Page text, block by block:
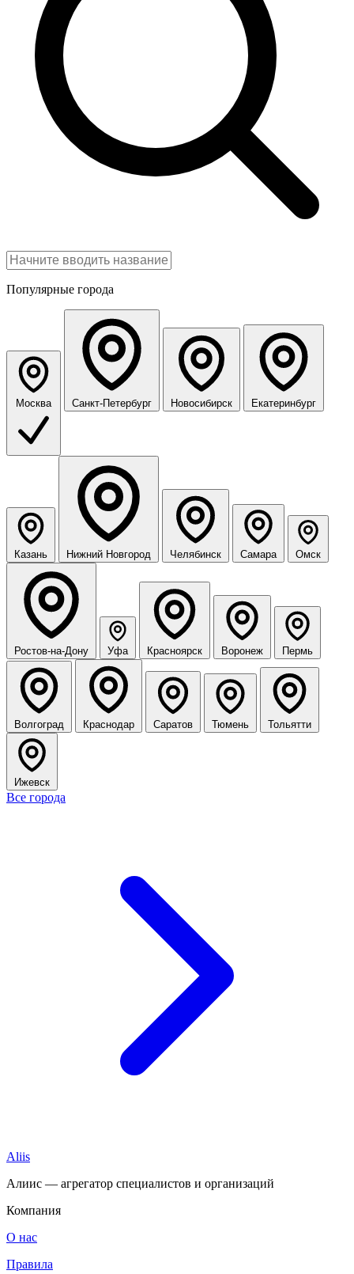
Популярные города
Москва Санкт-Петербург Новосибирск Екатеринбург
Казань Нижний Новгород Челябинск Самара Омск
Ростов-на-Дону Уфа Красноярск Воронеж Пермь
Волгоград Краснодар Саратов Тюмень Тольятти
Ижевск
Все города
Aliis
Алиис — агрегатор специалистов и организаций
Компания
О нас
Правила